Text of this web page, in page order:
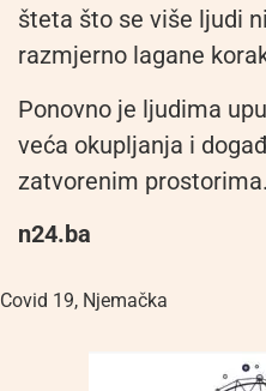
šteta što se više ljudi
razmjerno lagane
Ponovno je ljudima
veća okupljanja i
zatvorenim prostorima.
n24.ba
Covid 19, Njemačka